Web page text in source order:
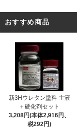
おすすめ商品
新3Hウレタン塗料 主液
＋硬化剤セット
3,208円(本体2,916円、
税292円)